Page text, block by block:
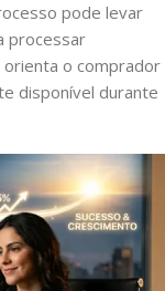
pode levar
processar
orienta o comprador
disponível durante